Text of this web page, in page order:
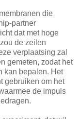
die
partner
dat met hoge
de zeilen
verplaatsing zal
gemeten, zodat het
kan bepalen. Het
gebruiken om het
de impuls